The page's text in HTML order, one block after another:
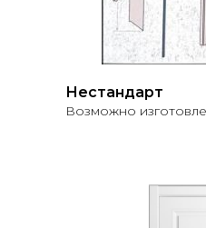
Нестандарт
Возможно